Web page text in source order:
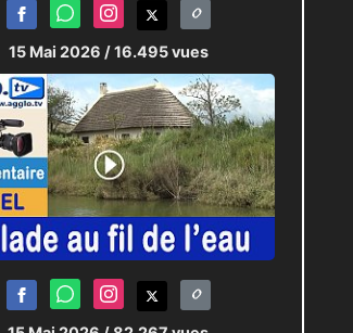
15 Mai 2026 / 16.495 vues